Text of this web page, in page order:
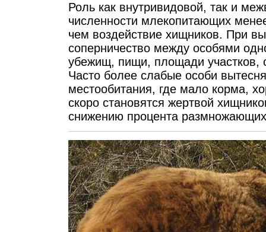
Роль как внутривидовой, так и
численности млекопитающих
чем воздействие хищников. При
соперничество между особями
убежищ, пищи, площади участков,
Часто более слабые особи
местообитания, где мало корма,
скоро становятся жертвой
снижению процента